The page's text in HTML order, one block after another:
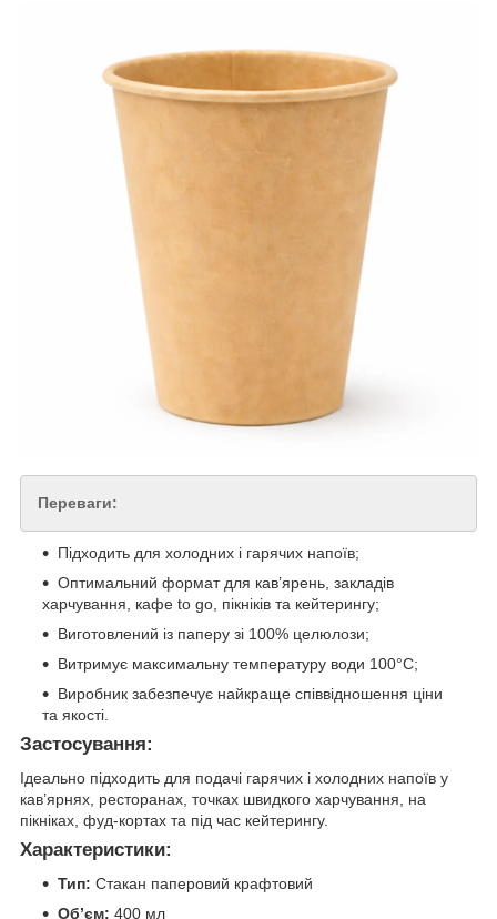
Переваги:
Підходить для холодних і гарячих напоїв;
Оптимальний формат для кав’ярень, закладів
харчування, кафе to go, пікніків та кейтерингу;
Виготовлений із паперу зі 100% целюлози;
Витримує максимальну температуру води 100°C;
Виробник забезпечує найкраще співвідношення ціни
та якості.
Застосування:
Ідеально підходить для подачі гарячих і холодних напоїв у
кав’ярнях, ресторанах, точках швидкого харчування, на
пікніках, фуд-кортах та під час кейтерингу.
Характеристики:
Тип: Стакан паперовий крафтовий
Об’єм: 400 мл